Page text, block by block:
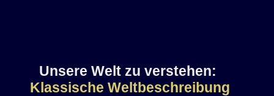
verstehen/
stw3754KW
Unsere Welt zu verstehen:
Klassische Weltbeschreibung